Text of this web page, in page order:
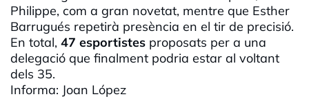
Philippe, com a gran novetat, mentre que Esther
Barrugués repetirà presència en el tir de precisió.
En total, 47 esportistes proposats per a una
delegació que finalment podria estar al voltant
dels 35.
Informa: Joan López